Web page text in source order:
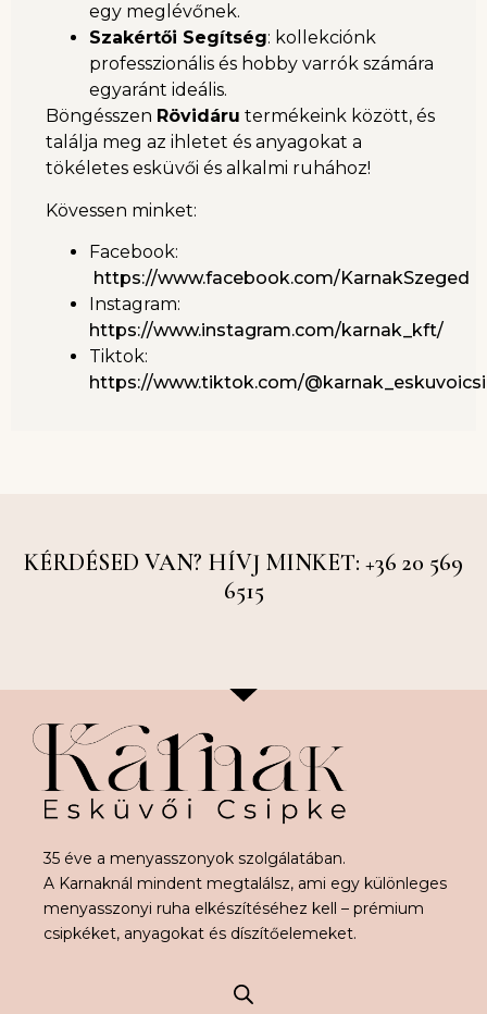
egy meglévőnek.
Szakértői Segítség: kollekciónk
professzionális és hobby varrók számára
egyaránt ideális.
Böngésszen Rövidáru termékeink között, és
találja meg az ihletet és anyagokat a
tökéletes esküvői és alkalmi ruhához!
Kövessen minket:
Facebook:
https://www.facebook.com/KarnakSzeged
Instagram:
https://www.instagram.com/karnak_kft/
Tiktok:
https://www.tiktok.com/
KÉRDÉSED VAN? HÍVJ MINKET: +36 20 569
6515
35 éve a menyasszonyok szolgálatában.
A Karnaknál mindent megtalálsz, ami egy különleges
menyasszonyi ruha elkészítéséhez kell – prémium
csipkéket, anyagokat és díszítőelemeket.